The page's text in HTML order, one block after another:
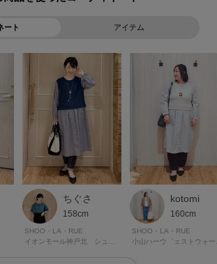
できます！
す！！
報・在庫状況をメルマガにてお知らせ。
一覧をチェックでき、
トがつくれる！
ーーーーーーーーーーーーーーーーー
ート アイテム
ちぐさ
158cm
SHOO・LA・RUE
イオンモール神戸北 シューラルー
kotomi
160cm
SHOO・LA・RUE